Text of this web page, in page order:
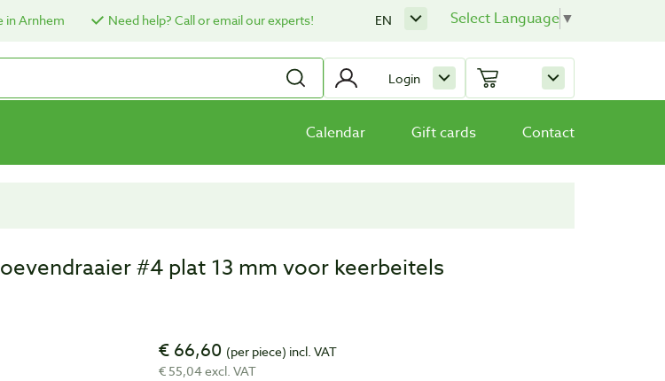
in Arnhem Need help? Call or email our experts! Select Language▼
EN
Login
Calendar Gift cards Contact
#4 plat 13 mm voor keerbeitels
€ 66,60 (per piece) incl. VAT
€ 55,04 excl. VAT